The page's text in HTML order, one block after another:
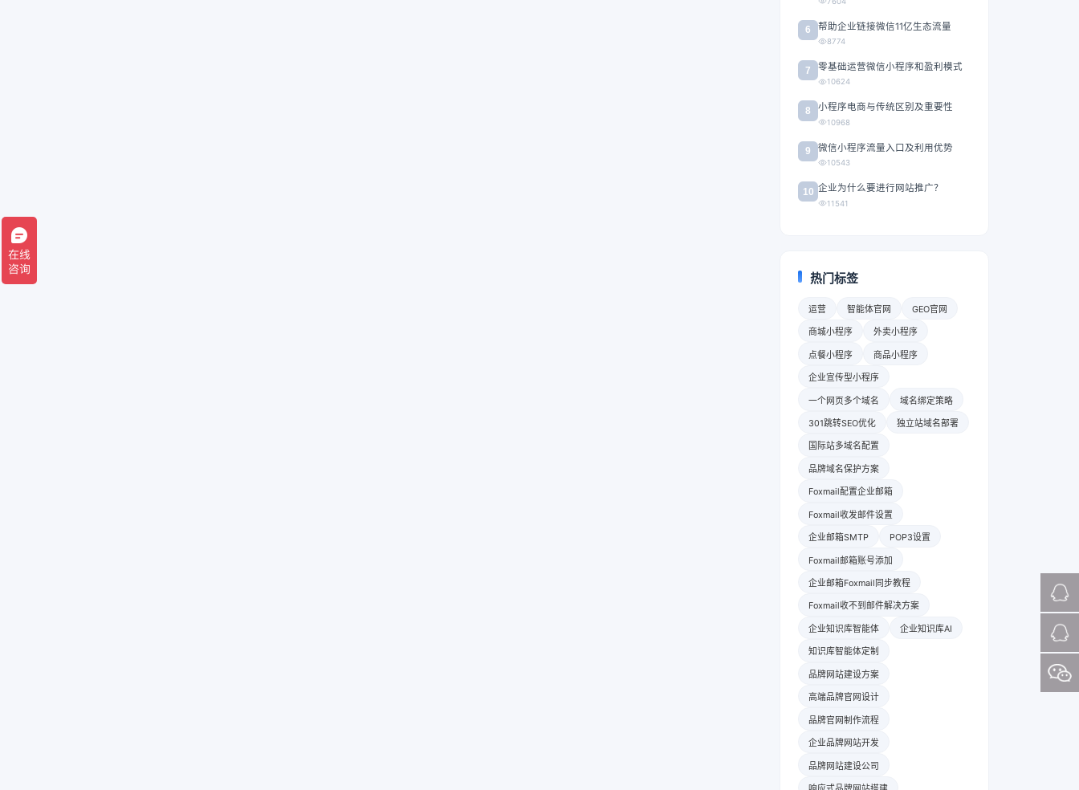
6 帮助企业链接微信11亿生态流量
8774
7 零基础运营微信小程序和盈利模式
10624
8 小程序电商与传统区别及重要性
10968
9 微信小程序流量入口及利用优势
10543
10 企业为什么要进行网站推广？
11541
热门标签
运营 智能体官网 GEO官网
商城小程序 外卖小程序
点餐小程序 商品小程序
企业宣传型小程序
一个网页多个域名 域名绑定策略
301跳转SEO优化 独立站域名部署
国际站多域名配置
品牌域名保护方案
Foxmail配置企业邮箱
Foxmail收发邮件设置
企业邮箱SMTP POP3设置
Foxmail邮箱账号添加
企业邮箱Foxmail同步教程
Foxmail收不到邮件解决方案
企业知识库智能体 企业知识库AI
知识库智能体定制
品牌网站建设方案
高端品牌官网设计
品牌官网制作流程
企业品牌网站开发
品牌网站建设公司